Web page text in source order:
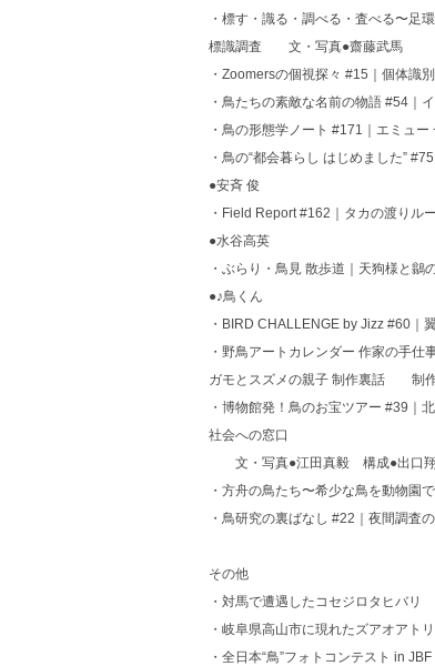
・標す・識る・調べる・査べる〜足
標識調査 文・写真●齋藤武馬
・Zoomersの個視探々 #15｜個体
・鳥たちの素敵な名前の物語 #54
・鳥の形態学ノート #171｜エミ
・鳥の“都会暮らし はじめました”
●安斉 俊
・Field Report #162｜タカの渡り
●水谷高英
・ぶらり・鳥見 散歩道｜天狗様と
●♪鳥くん
・BIRD CHALLENGE by Jizz #60
・野鳥アートカレンダー 作家の手
ガモとスズメの親子 制作裏話 制
・博物館発！鳥のお宝ツアー #39｜
社会への窓口
文・写真●江田真毅 構成●出口翔
・方舟の鳥たち〜希少な鳥を動物
・鳥研究の裏ばなし #22｜夜間調
その他
・対馬で遭遇したコセジロタヒバ
・岐阜県高山市に現れたズアオア
・全日本“鳥”フォトコンテスト in